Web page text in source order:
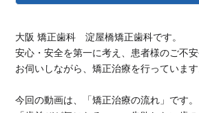
大阪 矯正歯科 淀屋橋矯正歯科です。
安心・安全を第一に考え、患者様のご不
お伺いしながら、矯正治療を行っています
今回の動画は、「矯正治療の流れ」です。